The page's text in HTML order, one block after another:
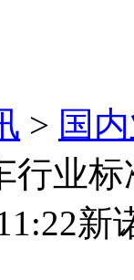
> 国
行业
新